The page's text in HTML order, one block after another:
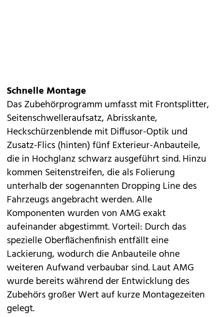
Schnelle Montage
Das Zubehörprogramm umfasst mit Frontsplitter,
Seitenschwelleraufsatz, Abrisskante,
Heckschürzenblende mit Diffusor-Optik und
Zusatz-Flics (hinten) fünf Exterieur-Anbauteile,
die in Hochglanz schwarz ausgeführt sind. Hinzu
kommen Seitenstreifen, die als Folierung
unterhalb der sogenannten Dropping Line des
Fahrzeugs angebracht werden. Alle
Komponenten wurden von AMG exakt
aufeinander abgestimmt. Vorteil: Durch das
spezielle Oberflächenfinish entfällt eine
Lackierung, wodurch die Anbauteile ohne
weiteren Aufwand verbaubar sind. Laut AMG
wurde bereits während der Entwicklung des
Zubehörs großer Wert auf kurze Montagezeiten
gelegt.